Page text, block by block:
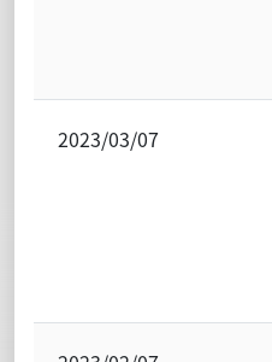
2023/03/07